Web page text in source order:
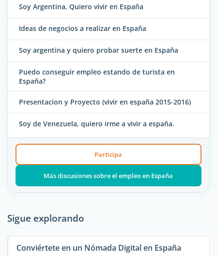
Soy Argentina, Quiero vivir en España
Ideas de negocios a realizar en España
Soy argentina y quiero probar suerte en España
Puedo conseguir empleo estando de turista en
España?
Presentacion y Proyecto (vivir en españa 2015-2016)
Soy de Venezuela, quiero irme a vivir a españa.
Participa
Más discusiones sobre el empleo en España
Sigue explorando
Conviértete en un Nómada Digital en España